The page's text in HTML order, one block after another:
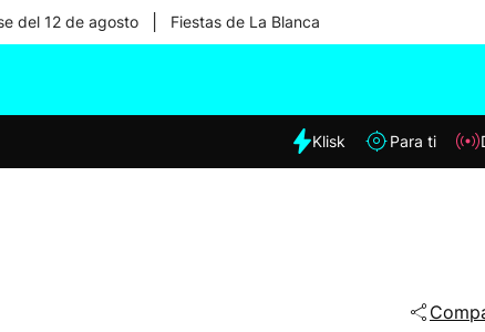
del 12 de agosto Fiestas de La Blanca
Klisk Para ti